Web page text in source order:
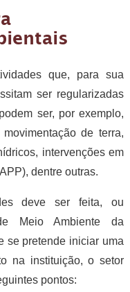
que, para sua
ser regularizadas
ser, por exemplo,
de terra,
intervenções em
dentre outras.
deve ser feita, ou
Meio Ambiente da
se pretende iniciar uma
na instituição, o setor
pontos: